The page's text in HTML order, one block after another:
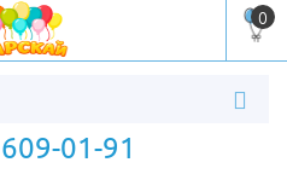
0
01-91